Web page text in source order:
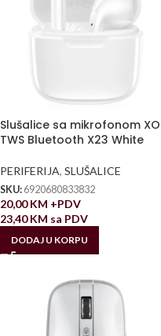
Slušalice sa mikrofonom XO
TWS Bluetooth X23 White
PERIFERIJA, SLUŠALICE
SKU: 6920680833832
20,00KM +PDV
23,40KM sa PDV
DODAJ U KORPU